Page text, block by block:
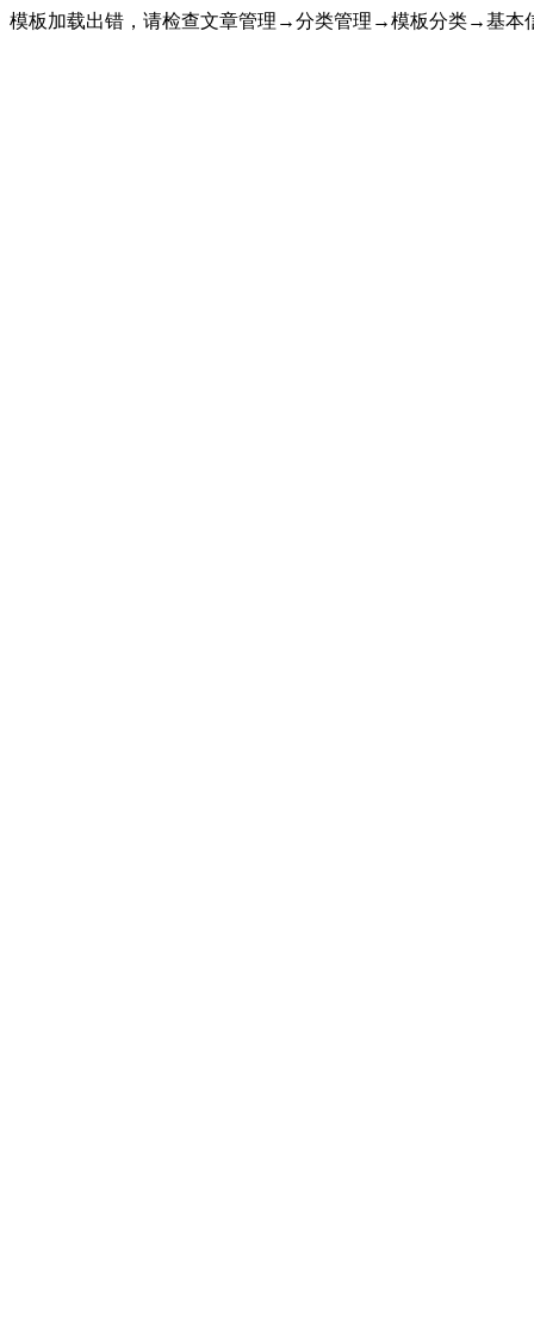
模板加载出错，请检查文章管理→分类管理→模板分类→基本